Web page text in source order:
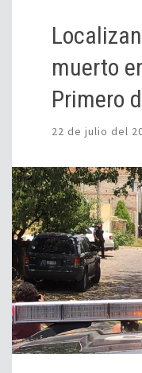
muerto
Primero
22 de julio del